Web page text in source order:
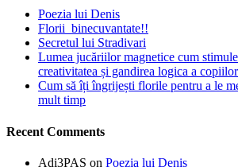
Poezia lui Denis
Florii binecuvantate!!
Secretul lui Stradivari
Lumea jucăriilor magnetice cum
creativitatea și gandirea logica a copiilor
Cum să îți îngrijești florile pentru a le
mult timp
Recent Comments
Adi3PAS on Poezia lui Denis